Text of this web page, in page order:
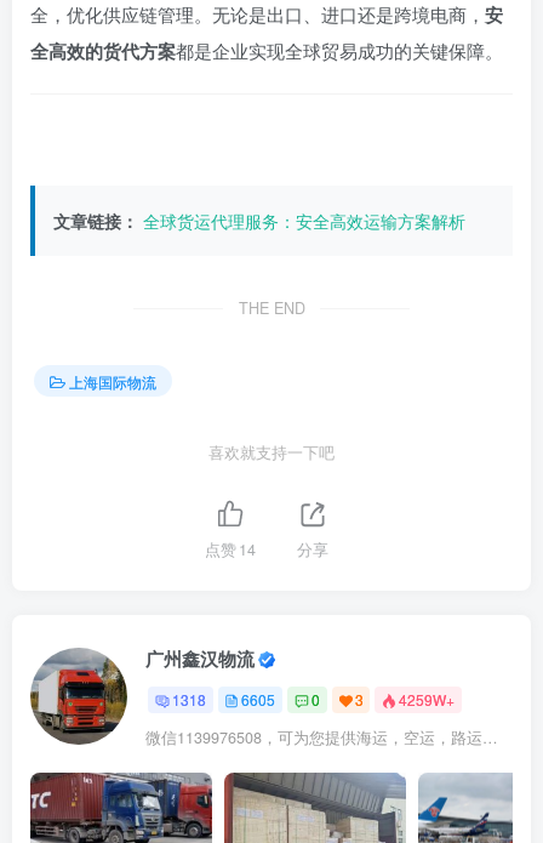
全，优化供应链管理。无论是出口、进口还是跨境电商， 安
全高效的货代方案都是企业实现全球贸易成功的关键保障。
文章链接： 全球货运代理服务：安全高效运输方案解析
THE END
上海国际物流
喜欢就支持一下吧
点赞14 分享
广州鑫汉物流
1318 6605 0 3 4259W+
微信1139976508，可为您提供海运，空运，路运，铁路运输